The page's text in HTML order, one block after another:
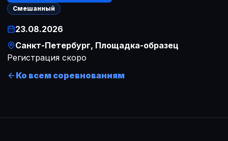
Смешанный
Дата
23.08.2026
Место
Санкт-Петербург, Площадка-образец
Регистрация скоро
Ко всем соревнованиям